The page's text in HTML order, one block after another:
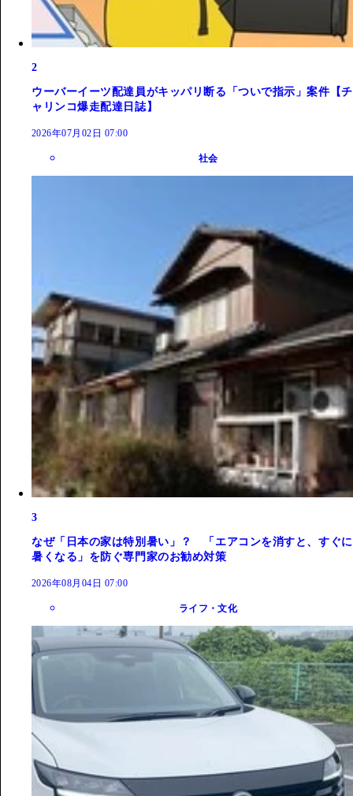
2
ウーバーイーツ配達員がキッパリ断る「ついで指示」案件【チ
ャリンコ爆走配達日誌】
2026年07月02日 07:00
社会
3
なぜ「日本の家は特別暑い」？ 「エアコンを消すと、すぐに
暑くなる」を防ぐ専門家のお勧め対策
2026年08月04日 07:00
ライフ・文化